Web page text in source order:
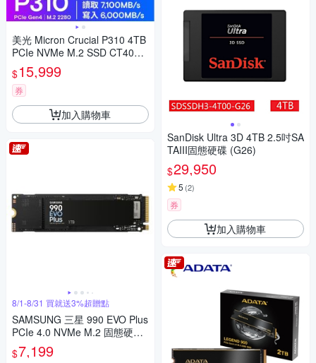
美光 Micron Crucial P310 4TB
PCIe NVMe M.2 SSD CT4000
P310SSD8
$15,999
券
加入購物車
8/1-8/31 買就送3%超贈點
SAMSUNG 三星 990 EVO Plus
PCIe 4.0 NVMe M.2 固態硬碟
1TB
$7,199
SanDisk Ultra 3D 4TB 2.5吋SA
TAIII固態硬碟 (G26)
$29,950
5 (2)
券
加入購物車